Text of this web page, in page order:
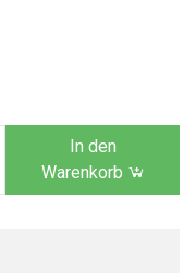
In den
Warenkorb